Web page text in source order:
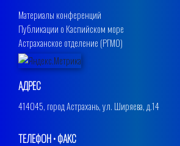
Материалы конференций
Публикации о Каспийском море
Астраханское отделение (РГМО)
АДРЕС
414045, город Астрахань, ул. Ширяева, д.14
ТЕЛЕФОН • ФАКС